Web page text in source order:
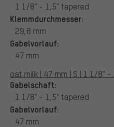
1 1/8" - 1,5" tapered
Klemmdurchmesser:
29,8 mm
Gabelvorlauf:
47 mm
oat milk | 47 mm | S | 1 1/8" -
Gabelschaft:
1 1/8" - 1,5" tapered
Gabelvorlauf:
47 mm